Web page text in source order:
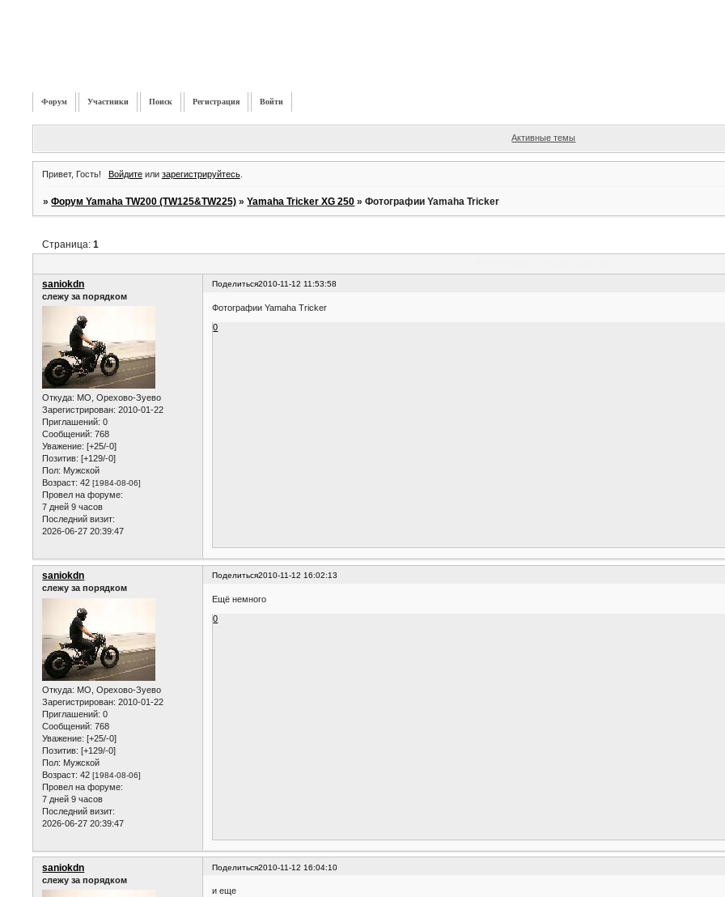
Форум Участники Поиск Регистрация Войти
Активные темы
Привет, Гость! Войдитеили зарегистрируйтесь.
»Форум Yamaha TW200 (TW125&TW225) »Yamaha Tricker XG 250 »Фотографии Yamaha Tricker
Страница:1
Поделиться2010-11-12 11:53:58
saniokdn
слежу за порядком
Откуда: МО, Орехово-Зуево
Зарегистрирован: 2010-01-22
Приглашений: 0
Сообщений: 768
Уважение: [+25/-0]
Позитив: [+129/-0]
Пол: Мужской
Возраст: 42[1984-08-06]
Провел на форуме:
7 дней 9 часов
Последний визит:
2026-06-27 20:39:47
Фотографии Yamaha Tricker
0
Поделиться2010-11-12 16:02:13
saniokdn
слежу за порядком
Откуда: МО, Орехово-Зуево
Зарегистрирован: 2010-01-22
Приглашений: 0
Сообщений: 768
Уважение: [+25/-0]
Позитив: [+129/-0]
Пол: Мужской
Возраст: 42[1984-08-06]
Провел на форуме:
7 дней 9 часов
Последний визит:
2026-06-27 20:39:47
Ещё немного
0
Поделиться2010-11-12 16:04:10
saniokdn
слежу за порядком
и еще